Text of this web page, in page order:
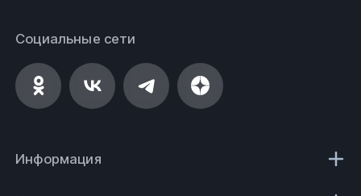
Социальные сети
Информация